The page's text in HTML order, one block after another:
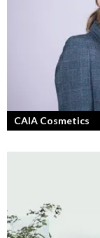
CAIA Cosmetics
Skönhet är bra
det nya